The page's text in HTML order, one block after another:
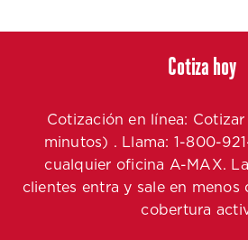
Cotiza hoy
Cotización en línea:
minutos) . Llama: 1-800-
cualquier oficina A-MAX.
clientes entra y sale en
cobertura